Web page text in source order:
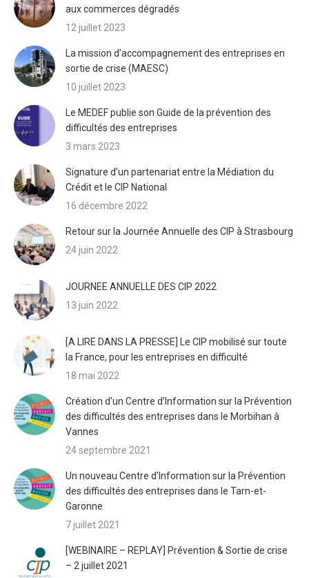
aux commerces dégradés
12 juillet 2023
La mission d’accompagnement des entreprises en
sortie de crise (MAESC)
10 juillet 2023
Le MEDEF publie son Guide de la prévention des
difficultés des entreprises
3 mars 2023
Signature d’un partenariat entre la Médiation du
Crédit et le CIP National
16 décembre 2022
Retour sur la Journée Annuelle des CIP à Strasbourg
24 juin 2022
JOURNEE ANNUELLE DES CIP 2022
13 juin 2022
[A LIRE DANS LA PRESSE] Le CIP mobilisé sur toute
la France, pour les entreprises en difficulté
18 mai 2022
Création d’un Centre d’Information sur la Prévention
des difficultés des entreprises dans le Morbihan à
Vannes
24 septembre 2021
Un nouveau Centre d’Information sur la Prévention
des difficultés des entreprises dans le Tarn-et-
Garonne
7 juillet 2021
[WEBINAIRE – REPLAY] Prévention & Sortie de crise
– 2 juillet 2021